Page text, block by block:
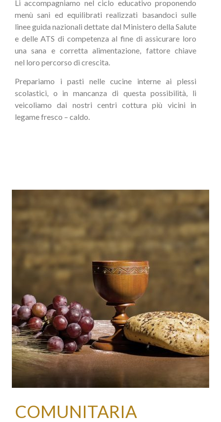
Li accompagniamo nel ciclo educativo proponendo
menù sani ed equilibrati realizzati basandoci sulle
linee guida nazionali dettate dal Ministero della Salute
e delle ATS di competenza al fine di assicurare loro
una sana e corretta alimentazione, fattore chiave
nel loro percorso di crescita.
Prepariamo i pasti nelle cucine interne ai plessi
scolastici, o in mancanza di questa possibilità, li
veicoliamo dai nostri centri cottura più vicini in
legame fresco – caldo.
COMUNITARIA